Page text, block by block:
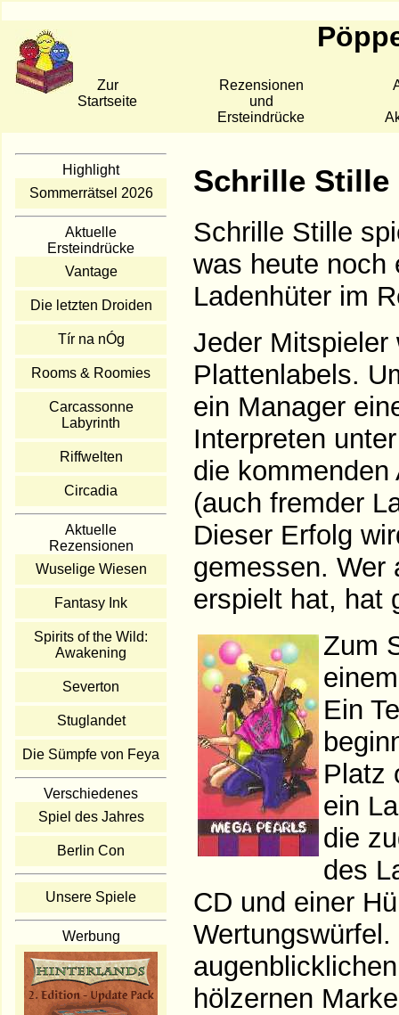
Zur
Startseite
Rezensionen
und
Ersteindrücke
Highlight
Sommerrätsel 2026
Aktuelle
Ersteindrücke
Vantage
Die letzten Droiden
Tír na nÓg
Rooms & Roomies
Carcassonne
Labyrinth
Riffwelten
Circadia
Aktuelle
Rezensionen
Wuselige Wiesen
Fantasy Ink
Spirits of the Wild:
Awakening
Severton
Stuglandet
Die Sümpfe von Feya
Verschiedenes
Spiel des Jahres
Berlin Con
Unsere Spiele
Werbung
Schrille Stille
Schrille Stille
was heute noch
Ladenhüter im
Jeder Mitspieler
Plattenlabels.
ein Manager
Interpreten
die
(auch fremder
Dieser Erfolg
gemessen. Wer
erspielt hat, hat
Zum
Ein
Platz
ein
die
des
CD und einer
hölzernen